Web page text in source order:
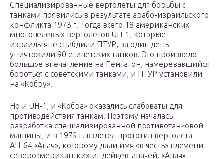
Специализированные вертолеты для борьбы с
танками появились в результате арабо-израильского
конфликта 1973 г. Тогда всего 18 американских
многоцелевых вертолетов UH-1, которые
израильтяне снабдили ПТУР, за один день
уничтожили 90 египетских танков. Это произвело
большое впечатление на Пентагон, намеревавшийся
бороться с советскими танками, и ПТУР установили
на «Кобру».
Но и UH-1, и «Кобра» оказались слабоваты для
противодействия танкам. Поэтому началась
разработка специализированной противотанковой
машины, и в 1975 г. взлетел прототип вертолета
АН-64 «Апач», которому дали имя «в честь» племени
североамериканских индейцев-апачей. «Апач»